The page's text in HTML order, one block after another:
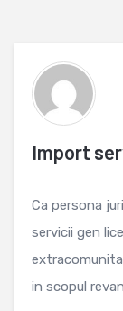
Import
Ca persona
servicii gen
in scopul